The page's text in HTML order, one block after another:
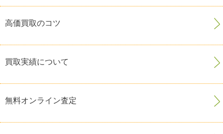
高価買取のコツ
買取実績について
無料オンライン査定